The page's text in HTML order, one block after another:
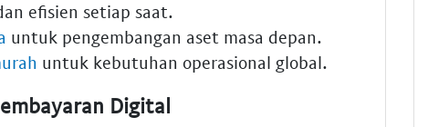
efisien setiap saat.
untuk pengembangan aset masa depan.
untuk kebutuhan operasional global.
Digital